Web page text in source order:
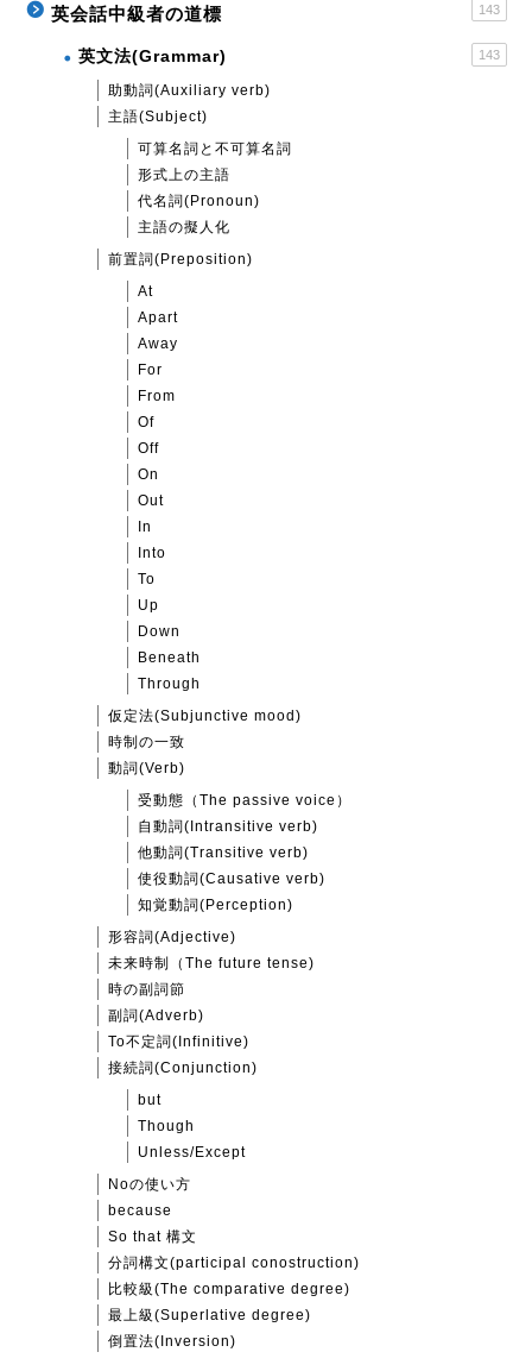
英会話中級者の道標 143
英文法(Grammar) 143
助動詞(Auxiliary verb)
主語(Subject)
可算名詞と不可算名詞
形式上の主語
代名詞(Pronoun)
主語の擬人化
前置詞(Preposition)
At
Apart
Away
For
From
Of
Off
On
Out
In
Into
To
Up
Down
Beneath
Through
仮定法(Subjunctive mood)
時制の一致
動詞(Verb)
受動態（The passive voice）
自動詞(Intransitive verb)
他動詞(Transitive verb)
使役動詞(Causative verb)
知覚動詞(Perception)
形容詞(Adjective)
未来時制（The future tense)
時の副詞節
副詞(Adverb)
To不定詞(Infinitive)
接続詞(Conjunction)
but
Though
Unless/Except
Noの使い方
because
So that 構文
分詞構文(participal conostruction)
比較級(The comparative degree)
最上級(Superlative degree)
倒置法(Inversion)